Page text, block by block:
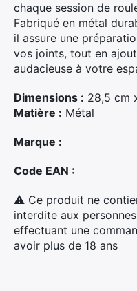
chaque session de
Fabriqué en métal
il assure une
vos joints, tout en
audacieuse à votre
Dimensions : 28,5 cm
Matière : Métal
Marque :
Code EAN :
⚠ Ce produit ne
interdite aux
effectuant une
avoir plus de 18 ans